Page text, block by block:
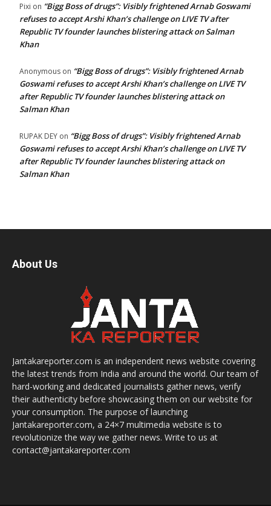
Pixi on “Bigg Boss of drugs”: Visibly frightened Arnab Goswami
refuses to accept Arshi Khan’s challenge on LIVE TV after
Republic TV founder launches blistering attack on Salman
Khan
Anonymous on “Bigg Boss of drugs”: Visibly frightened Arnab
Goswami refuses to accept Arshi Khan’s challenge on LIVE TV
after Republic TV founder launches blistering attack on
Salman Khan
RUPAK DEY on “Bigg Boss of drugs”: Visibly frightened Arnab
Goswami refuses to accept Arshi Khan’s challenge on LIVE TV
after Republic TV founder launches blistering attack on
Salman Khan
About Us
Jantakareporter.com is an independent news website covering
the latest trends from India and around the world. Our team of
hard-working and dedicated journalists gather news, verify
their authenticity before showcasing them on our website for
your consumption. The purpose of launching
Jantakareporter.com, a 24×7 multimedia website is to
revolutionize the way we gather news. Write to us at
contact@jantakareporter.com